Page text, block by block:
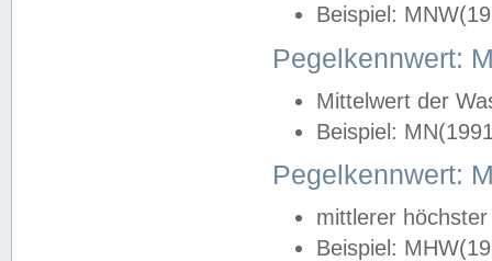
Beispiel:
Pegelkennwert:
Mittelwert der
Beispiel:
Pegelkennwert:
mittlerer
Beispiel: